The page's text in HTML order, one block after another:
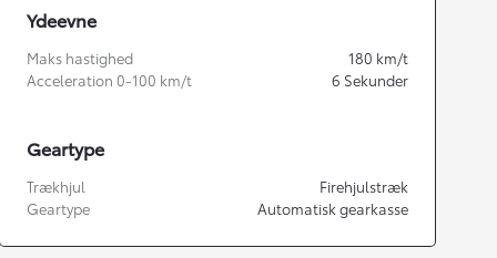
Ydeevne
Maks hastighed 180 km/t
Acceleration 0-100 km/t
6 Sekunder
Geartype
Trækhjul
Firehjulstræk
Geartype
Automatisk gearkasse